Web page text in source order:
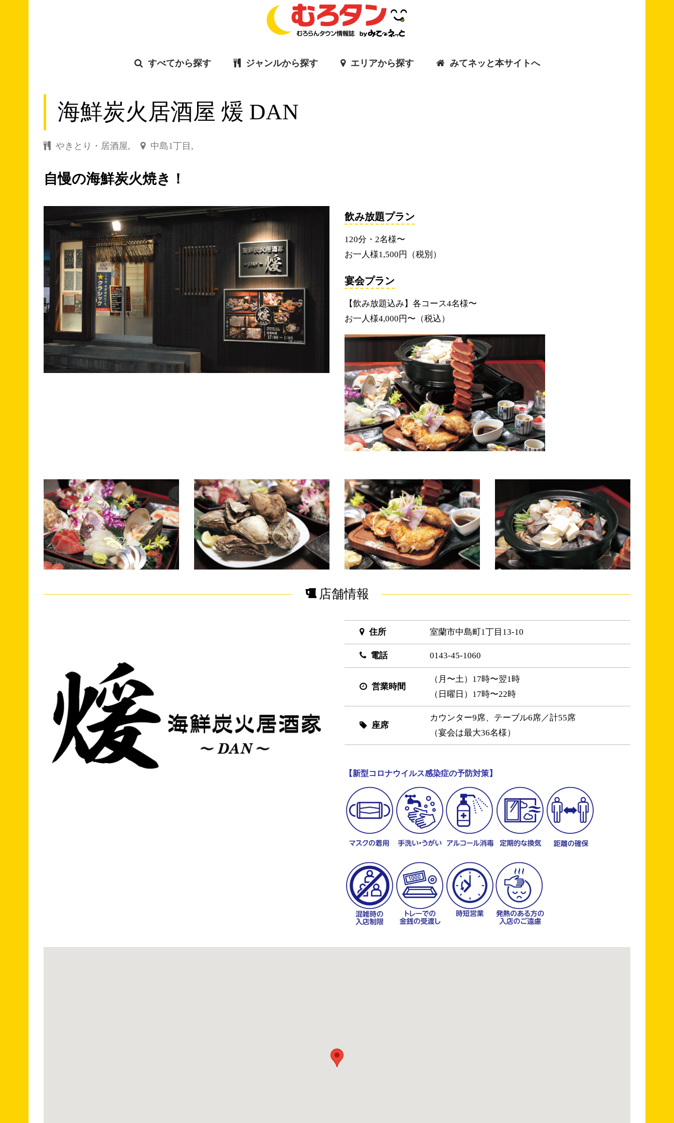
すべてから探す ジャンルから探す エリアから探す みてネッと本サイトへ
海鮮炭火居酒屋 煖 DAN
やきとり・居酒屋, 中島1丁目,
自慢の海鮮炭火焼き！
飲み放題プラン
120分・2名様〜
お一人様1,500円（税別）
宴会プラン
【飲み放題込み】各コース4名様〜
お一人様4,000円〜（税込）
店舗情報
住所 室蘭市中島町1丁目13-10
電話 0143-45-1060
営業時間
（月〜土）17時〜翌1時
（日曜日）17時〜22時
座席
カウンター9席、テーブル6席／計55席
（宴会は最大36名様）
【新型コロナウイルス感染症の予防対策】